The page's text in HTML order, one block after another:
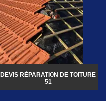
DEVIS RÉPARATION DE TOITURE
51